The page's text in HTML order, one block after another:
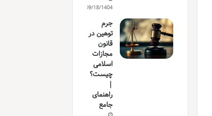
09/18/1404
جرم
توهین در
قانون
مجازات
اسلامی
چیست؟
|
راهنمای
جامع